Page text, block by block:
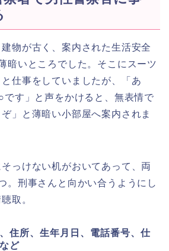
物が古く、案内された生活安全
暗いところでした。そこにスーツ
仕事をしていましたが、「あ
す」と声をかけると、無表情で
ぞ」と薄暗い小部屋へ案内されま
っけない机がおいてあって、両
。刑事さんと向かい合うようにし
取。
住所、生年月日、電話番号、仕
ど